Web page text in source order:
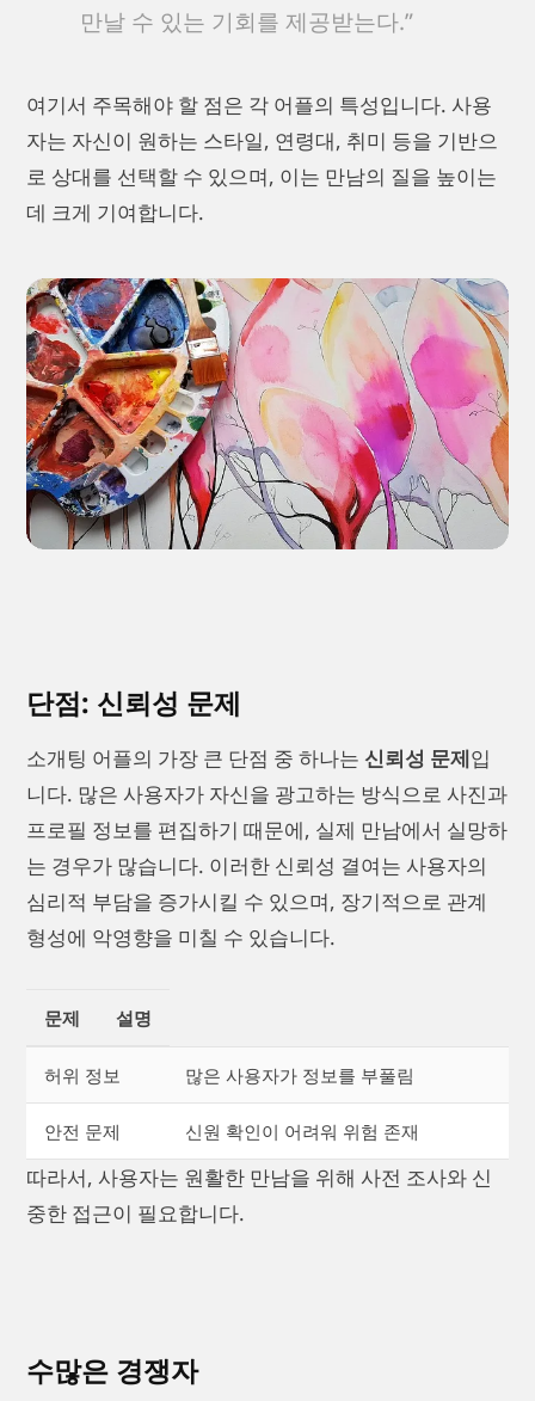
만날 수 있는 기회를 제공받는다.”
여기서 주목해야 할 점은 각 어플의 특성입니다. 사용
자는 자신이 원하는 스타일, 연령대, 취미 등을 기반으
로 상대를 선택할 수 있으며, 이는 만남의 질을 높이는
데 크게 기여합니다.
단점: 신뢰성 문제
소개팅 어플의 가장 큰 단점 중 하나는 신뢰성 문제입
니다. 많은 사용자가 자신을 광고하는 방식으로 사진과
프로필 정보를 편집하기 때문에, 실제 만남에서 실망하
는 경우가 많습니다. 이러한 신뢰성 결여는 사용자의
심리적 부담을 증가시킬 수 있으며, 장기적으로 관계
형성에 악영향을 미칠 수 있습니다.
문제 설명
허위 정보 많은 사용자가 정보를 부풀림
안전 문제 신원 확인이 어려워 위험 존재
따라서, 사용자는 원활한 만남을 위해 사전 조사와 신
중한 접근이 필요합니다.
수많은 경쟁자